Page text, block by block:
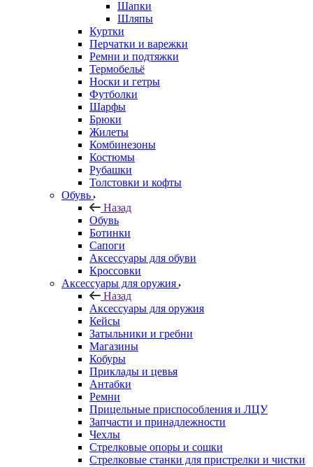
Шапки
Шляпы
Куртки
Перчатки и варежки
Ремни и подтяжки
Термобельё
Носки и гетры
Футболки
Шарфы
Брюки
Жилеты
Комбинезоны
Костюмы
Рубашки
Толстовки и кофты
Обувь
Назад
Обувь
Ботинки
Сапоги
Аксессуары для обуви
Кроссовки
Аксессуары для оружия
Назад
Аксессуары для оружия
Кейсы
Затыльники и гребни
Магазины
Кобуры
Приклады и цевья
Антабки
Ремни
Прицельные приспособления и ЛЦУ
Запчасти и принадлежности
Чехлы
Стрелковые опоры и сошки
Стрелковые станки для пристрелки и чистки